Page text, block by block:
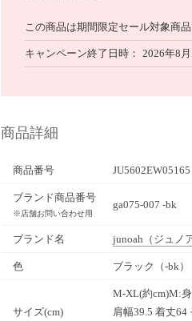
この商品は期間限定セール対象商品
キャンペーン終了日時 2026年8
商品詳細
商品番号 JU5602EW05165
ブランド商品番号
※店舗お問い合わせ用
ga075-007 -bk
ブランド名 junoah （ジュノ
色 ブラック（-bk）
サイズ(cm)
M-XL(約cm)M:
肩幅39.5 着丈